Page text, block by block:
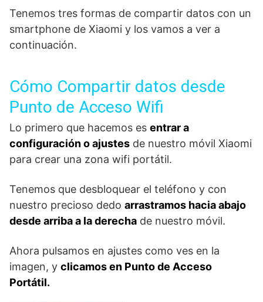
Tenemos tres formas de compartir datos con un
smartphone de Xiaomi y los vamos a ver a
continuación.
Cómo Compartir datos desde
Punto de Acceso Wifi
Lo primero que hacemos es entrar a
configuración o ajustes de nuestro móvil Xiaomi
para crear una zona wifi portátil.
Tenemos que desbloquear el teléfono y con
nuestro precioso dedo arrastramos hacia abajo
desde arriba a la derecha de nuestro móvil.
Ahora pulsamos en ajustes como ves en la
imagen, y clicamos en Punto de Acceso
Portátil.